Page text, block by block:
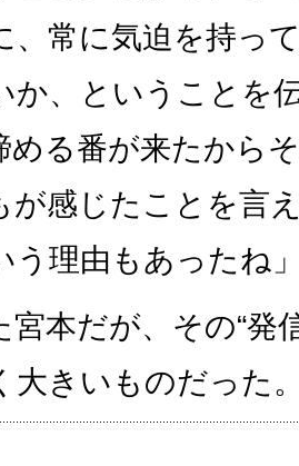
、常に気迫を持っ
か、ということを
める番が来たから
が感じたことを言
う理由もあったね
本だが、その“発
大きいものだった